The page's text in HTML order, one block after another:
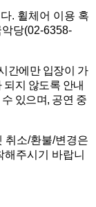
. 휠체어 이용 혹
당(02-6358-
간에만 입장이 가
지 않도록 안내
있으며, 공연 중
취소/환불/변경은
주시기 바랍니